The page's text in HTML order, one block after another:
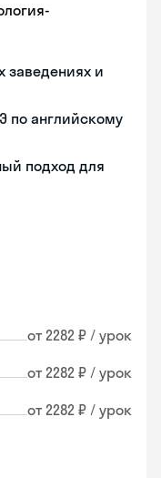
заведениях и
по английскому
подход для
от 2282 ₽ / урок
от 2282 ₽ / урок
от 2282 ₽ / урок